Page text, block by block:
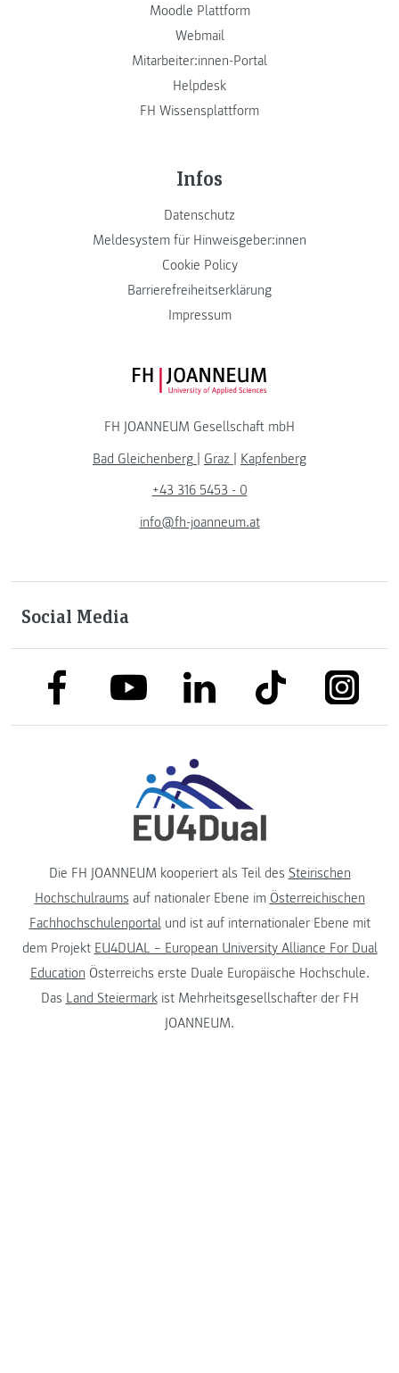
Moodle Plattform
Webmail
Mitarbeiter:innen-Portal
Helpdesk
FH Wissensplattform
Infos
Datenschutz
Meldesystem für Hinweisgeber:innen
Cookie Policy
Barrierefreiheitserklärung
Impressum
FH JOANNEUM Logo
FH JOANNEUM Gesellschaft mbH
Bad Gleichenberg | Graz | Kapfenberg
+43 316 5453 - 0
info@fh-joanneum.at
Social Media
link to facebooklink to youtubelink to linkedinlink to tiktok link to
Die FH JOANNEUM kooperiert als Teil des Steirischen
Hochschulraums auf nationaler Ebene im Österreichischen
Fachhochschulenportalund ist auf internationaler Ebene mit
dem Projekt EU4DUAL – European University Alliance For Dual
Education Österreichs erste Duale Europäische Hochschule.
Das Land Steiermarkist Mehrheitsgesellschafter der FH
JOANNEUM.